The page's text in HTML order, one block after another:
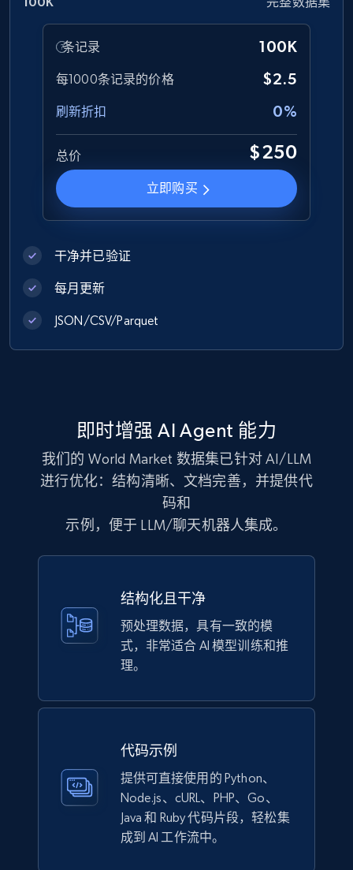
amazon, Description amazon, Initial price
amazon, Currency amazon, Availability amazon,
and more.
eCommerce
1.2K+ 132+ 立即购买
Zara - Products
Currency, Colour code, Colour, Description, and
eCommerce
Best Buy products
URL, Product id, Title, Images, Final price,
Currency, Discount, Initial price, and more.
eCommerce
Lazada - Products
price, Currency, Stock, and more.
992+ 165+ 立即购买
Lowes.com
条记录 100K
每1000条记录的价格 $2.5
刷新折扣 0%
总价 $250
立即购买
干净并已验证
每月更新
JSON/CSV/Parquet
即时增强 AI Agent 能力
我们的 World Market 数据集已针对 AI/LLM
进行优化：结构清晰、文档完善，并提供代
码和
示例，便于 LLM/聊天机器人集成。
结构化且干净
预处理数据，具有一致的模
式，非常适合 AI 模型训练和推
理。
代码示例
提供可直接使用的 Python、
Node.js、cURL、PHP、Go、
Java 和 Ruby 代码片段，轻松集
成到 AI 工作流中。